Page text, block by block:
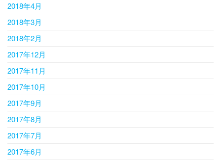
2018年4月
2018年3月
2018年2月
2017年12月
2017年11月
2017年10月
2017年9月
2017年8月
2017年7月
2017年6月